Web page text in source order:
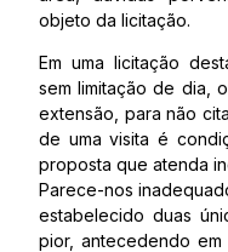
objeto da licitação.
Em uma licitação
sem limitação de dia,
extensão, para não
de uma visita é
proposta que atenda
Parece-nos
estabelecido duas
pior, antecedendo